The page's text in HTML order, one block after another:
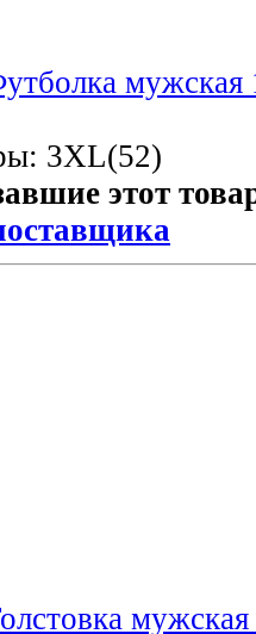
мужская
3XL(52)
этот